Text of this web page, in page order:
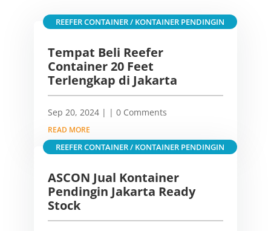
Tempat Beli Reefer
Container 20 Feet
Terlengkap di Jakarta
Sep 20, 2024|
REEFER CONTAINER / KONTAINER PENDINGIN
| 0 Comments
READ MORE
ASCON Jual Kontainer
Pendingin Jakarta Ready
Stock
REEFER CONTAINER / KONTAINER PENDINGIN